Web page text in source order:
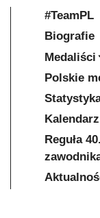
#TeamPL
Biografie
Medaliści
Polskie
Reguła